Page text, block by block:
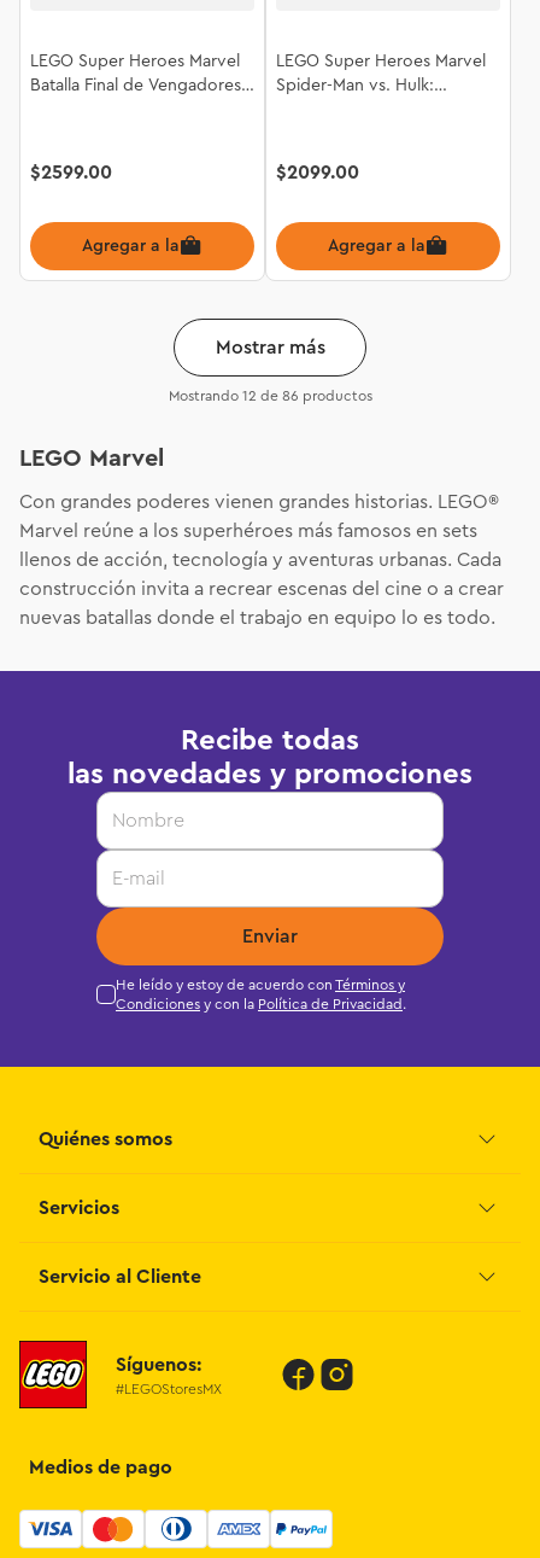
LEGO Super Heroes Marvel
Batalla Final de Vengadores:
$2599.00
Agregar a la bolsa
LEGO Super Heroes Marvel
Spider-Man vs. Hulk:
$2099.00
Agregar a la bolsa
Mostrar más
Mostrando 12 de 86 productos
LEGO Marvel
Con grandes poderes vienen grandes historias. LEGO®
Marvel reúne a los superhéroes más famosos en sets
llenos de acción, tecnología y aventuras urbanas. Cada
construcción invita a recrear escenas del cine o a crear
nuevas batallas donde el trabajo en equipo lo es todo.
Recibe todas
las novedades y promociones
Enviar
He leído y estoy de acuerdo con Términos y
Condiciones y con la Política de Privacidad .
Quiénes somos
Grupo Juguetron
Blog
Servicios
Facturación
Servicio al Cliente
Preguntas Frecuentes
Métodos de Pago
Devoluciones de Compras en Línea
Síguenos:
#LEGOStoresMX
Medios de pago